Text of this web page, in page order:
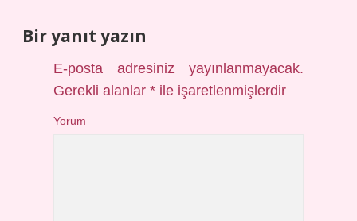
Bir yanıt yazın
E-posta adresiniz yayınlanmayacak.
Gerekli alanlar* ile işaretlenmişlerdir
Yorum